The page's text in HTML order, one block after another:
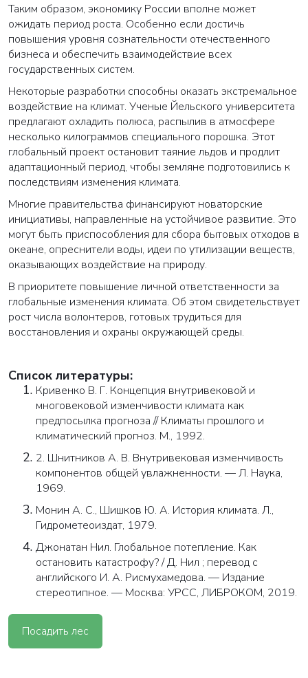
Таким образом, экономику России вполне может
ожидать период роста. Особенно если достичь
повышения уровня сознательности отечественного
бизнеса и обеспечить взаимодействие всех
государственных систем.
Некоторые разработки способны оказать экстремальное
воздействие на климат. Ученые Йельского университета
предлагают охладить полюса, распылив в атмосфере
несколько килограммов специального порошка. Этот
глобальный проект остановит таяние льдов и продлит
адаптационный период, чтобы земляне подготовились к
последствиям изменения климата.
Многие правительства финансируют новаторские
инициативы, направленные на устойчивое развитие. Это
могут быть приспособления для сбора бытовых отходов в
океане, опреснители воды, идеи по утилизации веществ,
оказывающих воздействие на природу.
В приоритете повышение личной ответственности за
глобальные изменения климата. Об этом свидетельствует
рост числа волонтеров, готовых трудиться для
восстановления и охраны окружающей среды.
Список литературы:
Кривенко В. Г. Концепция внутривековой и
многовековой изменчивости климата как
предпосылка прогноза // Климаты прошлого и
климатический прогноз. М., 1992.
2. Шнитников А. В. Внутривековая изменчивость
компонентов общей увлажненности. — Л. Наука,
1969.
Монин А. С., Шишков Ю. А. История климата. Л.,
Гидрометеоиздат, 1979.
Джонатан Нил. Глобальное потепление. Как
остановить катастрофу? / Д. Нил ; перевод с
английского И. А. Рисмухамедова. — Издание
стереотипное. — Москва: УРСС, ЛИБРОКОМ, 2019.
Посадить лес
Закрыть